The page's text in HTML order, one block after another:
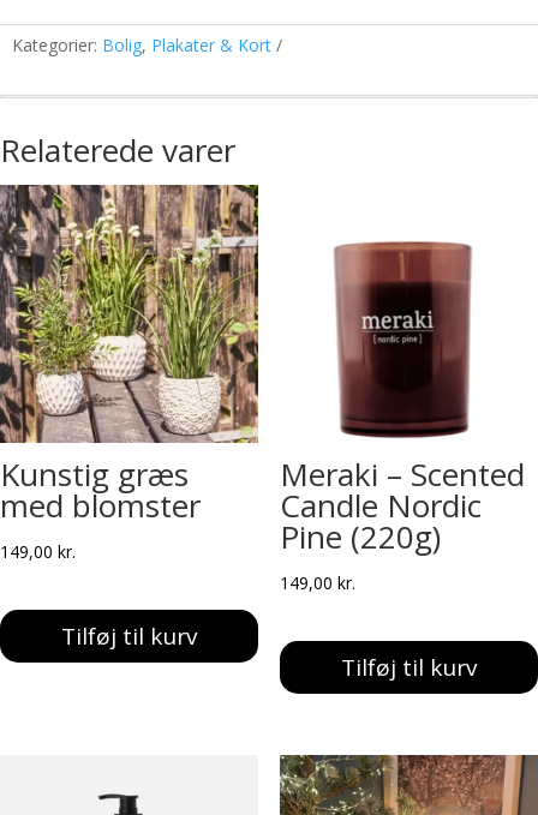
Kategorier: Bolig, Plakater & Kort
Relaterede varer
Kunstig græs
med blomster
149,00 kr.
Tilføj til kurv
Meraki – Scented
Candle Nordic
Pine (220g)
149,00 kr.
Tilføj til kurv